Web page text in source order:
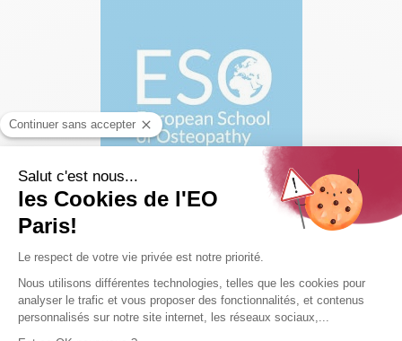
Formation initiale
Les champs d'interventions
Chaque année un stage de 3 jours est proposé à
nos étudiants de 5
école de Maidstone en Angleterre.